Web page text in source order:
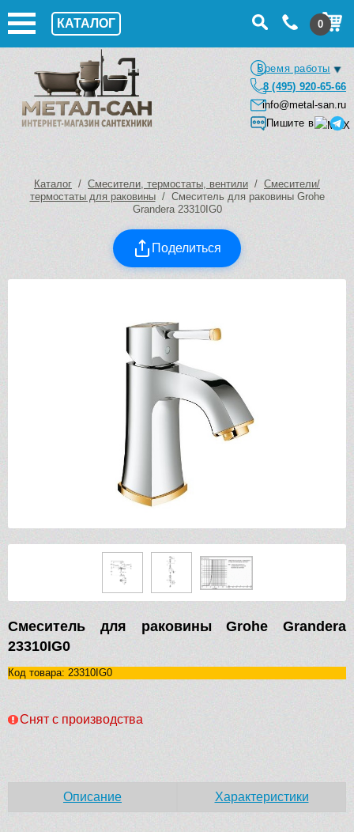
КАТАЛОГ 0
Время работы
8 (495) 920-65-66
info@metal-san.ru
Пишите в
Каталог / Смесители, термостаты, вентили / Смесители/
термостаты для раковины/ Смеситель для раковины Grohe
Grandera 23310IG0
Поделиться
Смеситель для раковины Grohe Grandera
23310IG0
Код товара: 23310IG0
Снят с производства
Описание Характеристики